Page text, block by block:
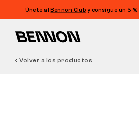
Únete alBennon Club y consigue un 5
Volver a los productos